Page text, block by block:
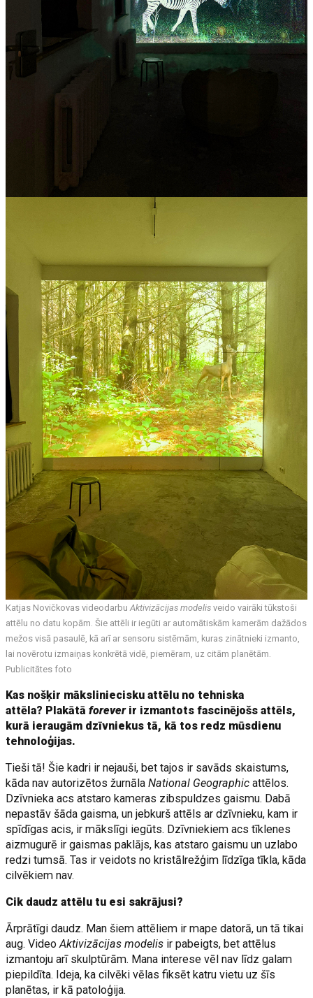
Katjas Novičkovas videodarbuAktivizācijas modelis veido vairāki tūkstoši
attēlu no datu kopām. Šie attēli ir iegūti ar automātiskām kamerām dažādos
mežos visā pasaulē, kā arī ar sensoru sistēmām, kuras zinātnieki izmanto,
lai novērotu izmaiņas konkrētā vidē, piemēram, uz citām planētām.
Publicitātes foto
Kas nošķir māksliniecisku attēlu no tehniska
attēla? Plakātāforever ir izmantots fascinējošs attēls,
kurā ieraugām dzīvniekus tā, kā tos redz mūsdienu
tehnoloģijas.
Tieši tā! Šie kadri ir nejauši, bet tajos ir savāds skaistums,
kāda nav autorizētos žurnālaNational Geographicattēlos.
Dzīvnieka acs atstaro kameras zibspuldzes gaismu. Dabā
nepastāv šāda gaisma, un jebkurš attēls ar dzīvnieku, kam ir
spīdīgas acis, ir mākslīgi iegūts. Dzīvniekiem acs tīklenes
aizmugurē ir gaismas paklājs, kas atstaro gaismu un uzlabo
redzi tumsā. Tas ir veidots no kristālrežģim līdzīga tīkla, kāda
cilvēkiem nav.
Cik daudz attēlu tu esi sakrājusi?
Ārprātīgi daudz. Man šiem attēliem ir mape datorā, un tā tikai
aug. VideoAktivizācijas modelis ir pabeigts, bet attēlus
izmantoju arī skulptūrām. Mana interese vēl nav līdz galam
piepildīta. Ideja, ka cilvēki vēlas fiksēt katru vietu uz šīs
planētas, ir kā patoloģija.